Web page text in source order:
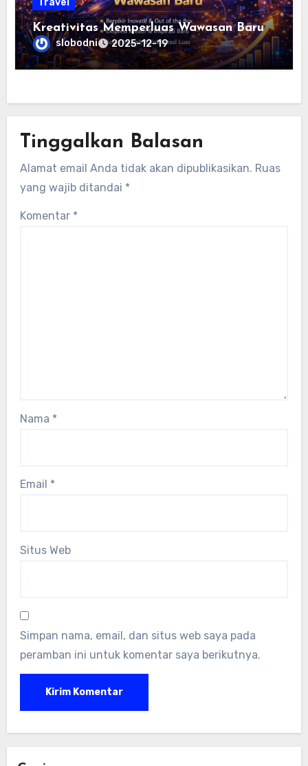
Travel
Kreativitas Memperluas Wawasan Baru
slobodni 2025-12-19
Tinggalkan Balasan
Alamat email Anda tidak akan dipublikasikan. Ruas
yang wajib ditandai *
Komentar *
Nama *
Email *
Situs Web
Simpan nama, email, dan situs web saya pada
peramban ini untuk komentar saya berikutnya.